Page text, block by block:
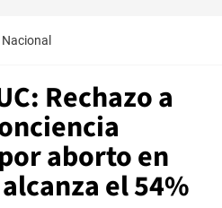
Nacional
Rechazo a
aborto en
el 54%